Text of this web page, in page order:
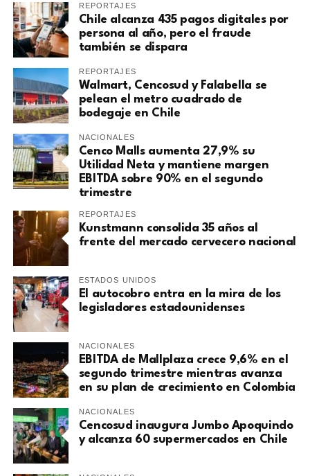
REPORTAJES
Chile alcanza 435 pagos digitales por
persona al año, pero el fraude
también se dispara
REPORTAJES
Walmart, Cencosud y Falabella se
pelean el metro cuadrado de
bodegaje en Chile
NACIONALES
Cenco Malls aumenta 27,9% su
Utilidad Neta y mantiene margen
EBITDA sobre 90% en el segundo
trimestre
REPORTAJES
Kunstmann consolida 35 años al
frente del mercado cervecero nacional
ESTADOS UNIDOS
El autocobro entra en la mira de los
legisladores estadounidenses
NACIONALES
EBITDA de Mallplaza crece 9,6% en el
segundo trimestre mientras avanza
en su plan de crecimiento en Colombia
NACIONALES
Cencosud inaugura Jumbo Apoquindo
y alcanza 60 supermercados en Chile